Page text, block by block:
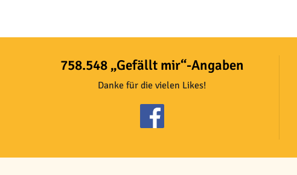
758.548 „Gefällt mir“-Angaben
Danke für die vielen Likes!